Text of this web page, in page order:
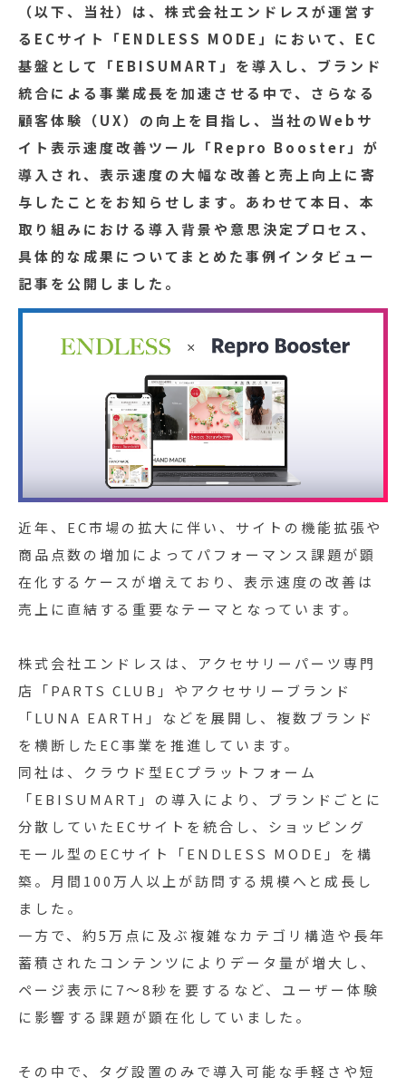
（以下、当社）は、株式会社エンドレスが運営す
るECサイト「ENDLESS MODE」において、EC
基盤として「EBISUMART」を導入し、ブランド
統合による事業成長を加速させる中で、さらなる
顧客体験（UX）の向上を目指し、当社のWebサ
イト表示速度改善ツール「Repro Booster」が
導入され、表示速度の大幅な改善と売上向上に寄
与したことをお知らせします。あわせて本日、本
取り組みにおける導入背景や意思決定プロセス、
具体的な成果についてまとめた事例インタビュー
記事を公開しました。
近年、EC市場の拡大に伴い、サイトの機能拡張や
商品点数の増加によってパフォーマンス課題が顕
在化するケースが増えており、表示速度の改善は
売上に直結する重要なテーマとなっています。
株式会社エンドレスは、アクセサリーパーツ専門
店「PARTS CLUB」やアクセサリーブランド
「LUNA EARTH」などを展開し、複数ブランド
を横断したEC事業を推進しています。
同社は、クラウド型ECプラットフォーム
「EBISUMART」の導入により、ブランドごとに
分散していたECサイトを統合し、ショッピング
モール型のECサイト「ENDLESS MODE」を構
築。月間100万人以上が訪問する規模へと成長し
ました。
一方で、約5万点に及ぶ複雑なカテゴリ構造や長年
蓄積されたコンテンツによりデータ量が増大し、
ページ表示に7〜8秒を要するなど、ユーザー体験
に影響する課題が顕在化していました。
その中で、タグ設置のみで導入可能な手軽さや短